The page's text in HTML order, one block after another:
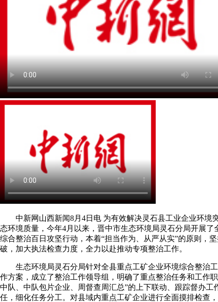
中新网山西新闻8月4日电 为有效解决灵石县工业企业环境
态环境质量，今年4月以来，晋中市生态环境局灵石分局开展了
综合整治百日攻坚行动，本着“担当作为、从严从实”的原则，
破，加大执法检查力度，全力以赴推动专项整治工作。
生态环境局灵石分局针对全县重点工矿企业环境综合整治
作方案，成立了整治工作领导组，明确了重点整治任务和工作
中队、中队包片企业、周督查周汇总”的上下联动、跟踪督办工
任，细化任务分工。对县域内重点工矿企业进行全面摸排检查